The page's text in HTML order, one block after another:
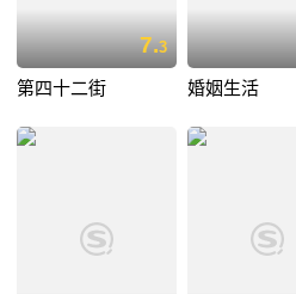
7.3
第四十二街 婚姻生活